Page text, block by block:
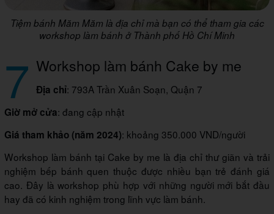
Tiệm bánh Măm Măm là địa chỉ mà bạn có thể tham gia các
workshop làm bánh ở Thành phố Hồ Chí Minh
7 Workshop làm bánh Cake by me
Địa chỉ: 793A Trần Xuân Soạn, Quận 7
Giờ mở cửa: đang cập nhật
Giá tham khảo (năm 2024): khoảng 350.000 VND/người
Workshop làm bánh tại Cake by me là địa chỉ thư giãn và trải
nghiệm bếp bánh quen thuộc được nhiều bạn trẻ đánh giá
cao. Đây là workshop phù hợp với những người mới bắt đầu
hay đã có kinh nghiệm trong lĩnh vực làm bánh.